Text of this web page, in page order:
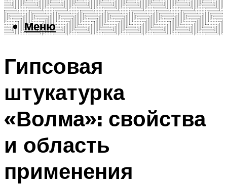
Меню
Меню
Гипсовая
штукатурка
«Волма»: свойства
и область
применения